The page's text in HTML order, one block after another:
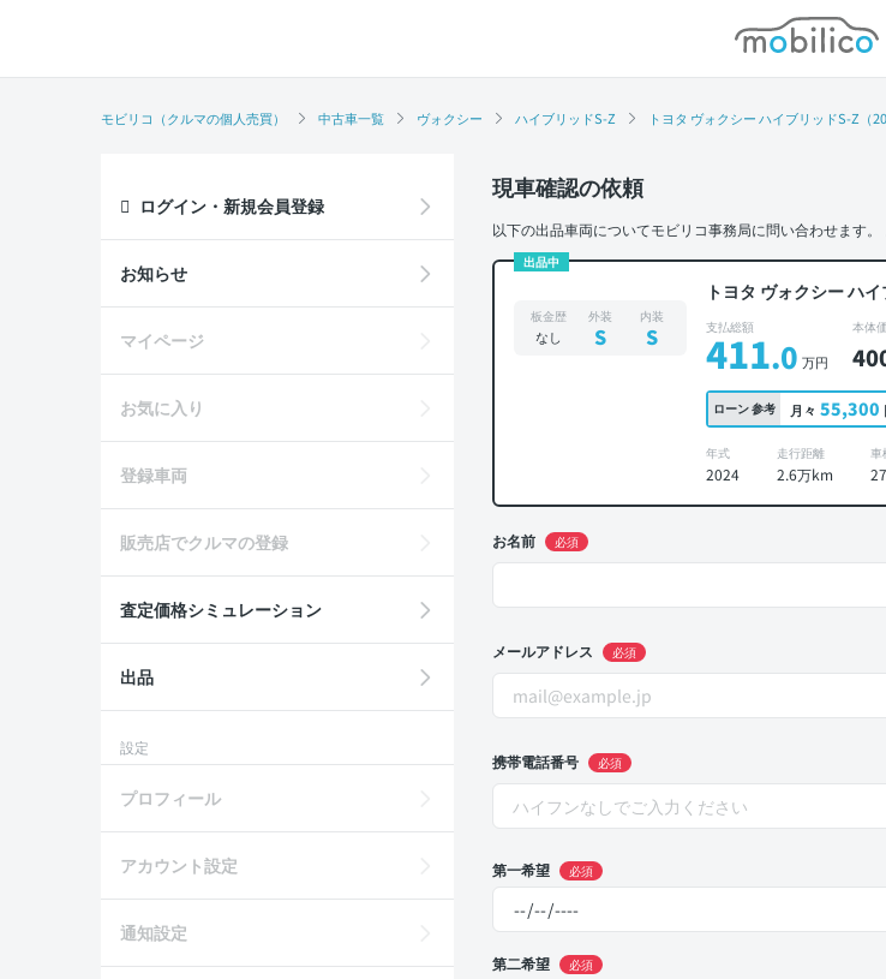
モビリコ
モビリコ（クルマの個人売買） 中古車一覧 ヴォクシー ハイブリッドS-Z トヨタ ヴォクシー ハイブリッドS-Z（
現車確認の依頼
以下の出品車両についてモビリコ事務局に問い合わせます。
出品中
トヨタ ヴォクシー ハ
板金歴
なし
外装
S
内装
S 支払総額
411.0 万円
本体
ローン参考 月々 55,300
年式
2024
走行距離
2.6万km
車
お名前 必須
メールアドレス 必須
携帯電話番号 必須
第一希望 必須
第二希望 必須
ログイン・新規会員登録
お知らせ
マイページ
お気に入り
登録車両
販売店でクルマの登録
査定価格シミュレーション
出品
設定
プロフィール
アカウント設定
通知設定